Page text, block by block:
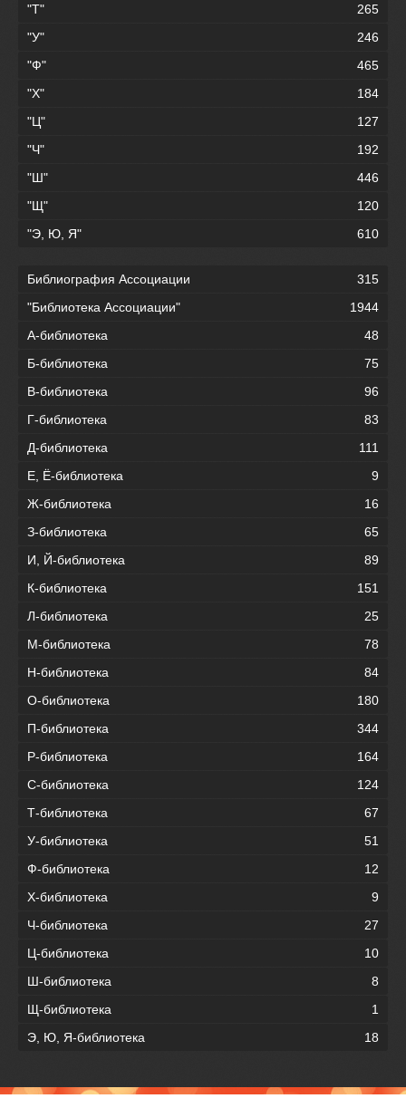
"Т"
265
"У"
246
"Ф"
465
"Х"
184
"Ц"
127
"Ч"
192
"Ш"
446
"Щ"
120
"Э, Ю, Я"
610
Библиография Ассоциации
315
"Библиотека Ассоциации"
1944
А-библиотека
48
Б-библиотека
75
В-библиотека
96
Г-библиотека
83
Д-библиотека
111
Е, Ё-библиотека
9
Ж-библиотека
16
З-библиотека
65
И, Й-библиотека
89
К-библиотека
151
Л-библиотека
25
М-библиотека
78
Н-библиотека
84
О-библиотека
180
П-библиотека
344
Р-библиотека
164
С-библиотека
124
Т-библиотека
67
У-библиотека
51
Ф-библиотека
12
Х-библиотека
9
Ч-библиотека
27
Ц-библиотека
10
Ш-библиотека
8
Щ-библиотека
1
Э, Ю, Я-библиотека
18